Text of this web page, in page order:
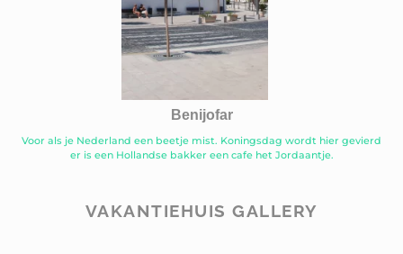
Benijofar
Voor als je Nederland een beetje mist. Koningsdag wordt hier gevierd
er is een Hollandse bakker een cafe het Jordaantje.
VAKANTIEHUIS GALLERY